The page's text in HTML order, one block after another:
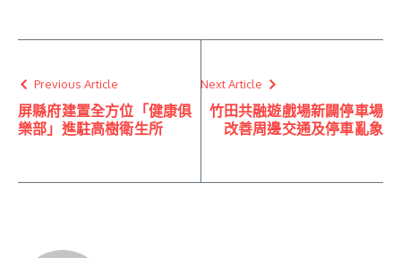
Previous Article
屏縣府建置全方位「健康俱
樂部」進駐高樹衛生所
Next Article
竹田共融遊戲場新闢停車場
改善周邊交通及停車亂象